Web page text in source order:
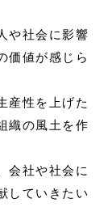
や社会に影響
価値が感じら
産性を上げた
織の風土を作
会社や社会に
していきたい